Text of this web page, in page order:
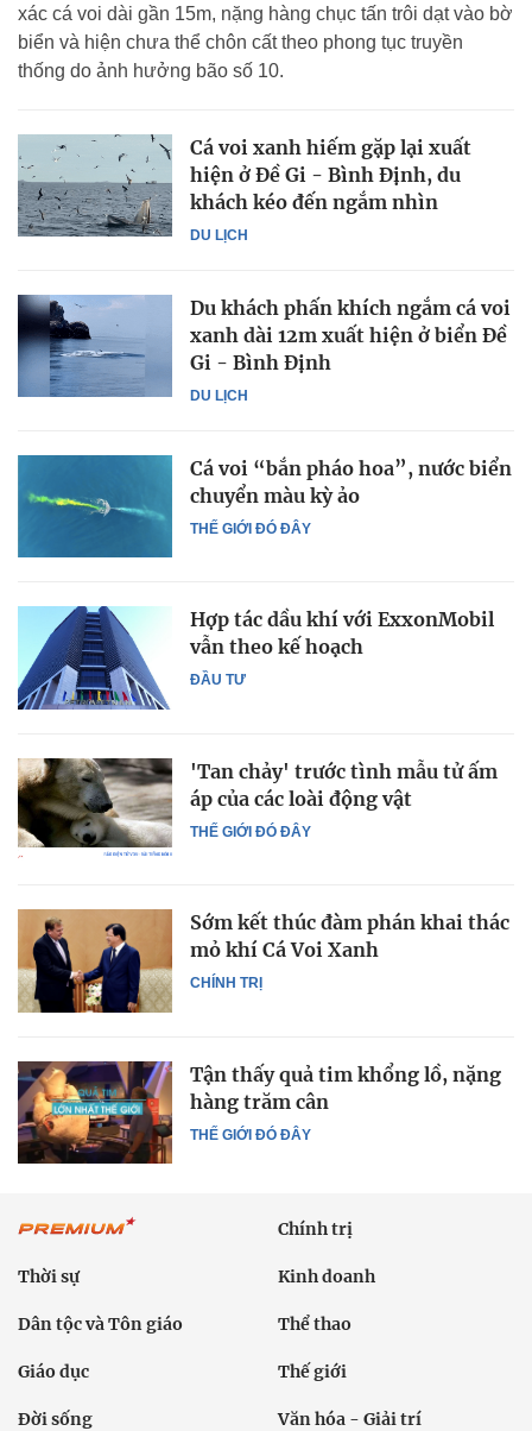
xác cá voi dài gần 15m, nặng hàng chục tấn trôi dạt vào bờ
biển và hiện chưa thể chôn cất theo phong tục truyền
thống do ảnh hưởng bão số 10.
DU LỊCH
Cá voi xanh hiếm gặp lại xuất
hiện ở Đề Gi - Bình Định, du
khách kéo đến ngắm nhìn
DU LỊCH
Du khách phấn khích ngắm cá voi
xanh dài 12m xuất hiện ở biển Đề
Gi - Bình Định
THẾ GIỚI ĐÓ ĐÂY
Cá voi “bắn pháo hoa”, nước biển
chuyển màu kỳ ảo
ĐẦU TƯ
Hợp tác dầu khí với ExxonMobil
vẫn theo kế hoạch
THẾ GIỚI ĐÓ ĐÂY
'Tan chảy' trước tình mẫu tử ấm
áp của các loài động vật
CHÍNH TRỊ
Sớm kết thúc đàm phán khai thác
mỏ khí Cá Voi Xanh
THẾ GIỚI ĐÓ ĐÂY
Tận thấy quả tim khổng lồ, nặng
hàng trăm cân
Chính trị
Thời sự Kinh doanh
Dân tộc và Tôn giáo Thể thao
Giáo dục Thế giới
Đời sống Văn hóa - Giải trí